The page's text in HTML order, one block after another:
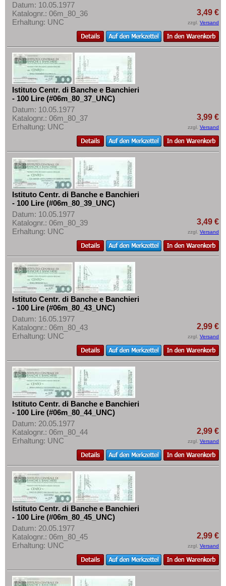
Datum: 10.05.1977
Katalognr.: 06m_80_36
Erhaltung: UNC
3,49 €
zzgl. Versand
Istituto Centr. di Banche e Banchieri
- 100 Lire (#06m_80_37_UNC)
Datum: 10.05.1977
Katalognr.: 06m_80_37
Erhaltung: UNC
3,99 €
zzgl. Versand
Istituto Centr. di Banche e Banchieri
- 100 Lire (#06m_80_39_UNC)
Datum: 10.05.1977
Katalognr.: 06m_80_39
Erhaltung: UNC
3,49 €
zzgl. Versand
Istituto Centr. di Banche e Banchieri
- 100 Lire (#06m_80_43_UNC)
Datum: 16.05.1977
Katalognr.: 06m_80_43
Erhaltung: UNC
2,99 €
zzgl. Versand
Istituto Centr. di Banche e Banchieri
- 100 Lire (#06m_80_44_UNC)
Datum: 20.05.1977
Katalognr.: 06m_80_44
Erhaltung: UNC
2,99 €
zzgl. Versand
Istituto Centr. di Banche e Banchieri
- 100 Lire (#06m_80_45_UNC)
Datum: 20.05.1977
Katalognr.: 06m_80_45
Erhaltung: UNC
2,99 €
zzgl. Versand